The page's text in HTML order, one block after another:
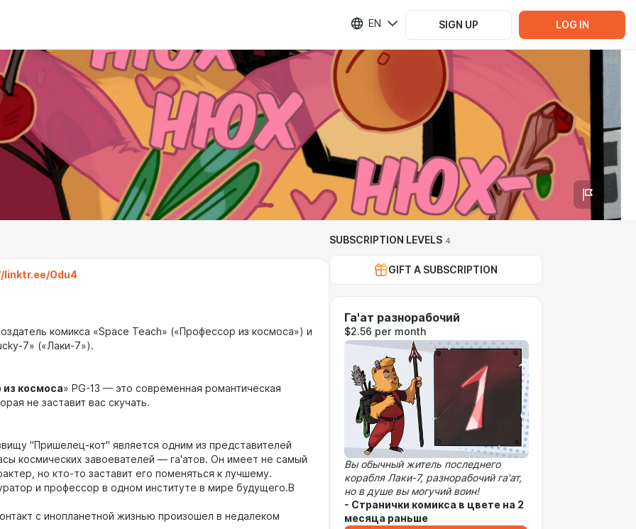
EN SIGN UP LOG IN
Odu4
комикса «Space Teach» («Профессор из космоса») и
7» («Лаки-7»).
космоса» PG-13 — это современная романтическая
не заставит вас скучать.
"Пришелец-кот" является одним из представителей
космических завоевателей — га'атов. Он имеет не самый
но кто-то заставит его поменяться к лучшему.
и профессор в одном институте в мире будущего.В
с инопланетной жизнью произошел в недалеком
SUBSCRIPTION LEVELS 4
GIFT A SUBSCRIPTION
Га'ат разнорабочий
$2.56 per month
Вы обычный житель последнего
корабля Лаки-7, разнорабочий га'ат,
но в душе вы могучий воин!
- Странички комикса в цвете на 2
месяца раньше